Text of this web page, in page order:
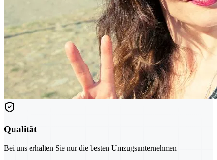
Qualität
Bei uns erhalten Sie nur die besten Umzugsunternehmen